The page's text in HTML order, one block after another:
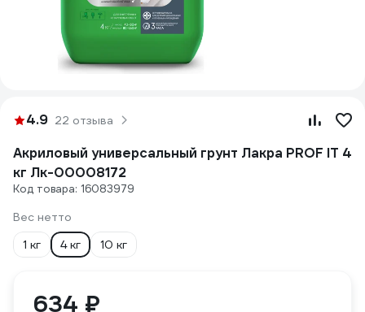
4.9 22 отзыва
Акриловый универсальный грунт Лакра PROF IT 4
кг Лк-00008172
Код товара: 16083979
Вес нетто
1 кг
4 кг 10 кг
634 ₽